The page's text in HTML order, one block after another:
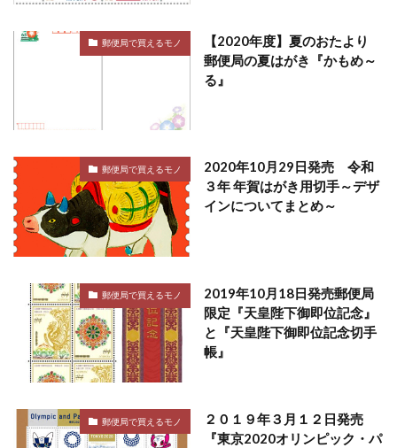
郵便局で買えるモノ
【2020年度】夏のおたより
郵便局の夏はがき『かもめ～
る』
郵便局で買えるモノ
2020年10月29日発売 令和
３年 年賀はがき用切手～デザ
インについてまとめ～
郵便局で買えるモノ
2019年10月18日発売郵便局
限定『天皇陛下御即位記念』
と『天皇陛下御即位記念切手
帳』
郵便局で買えるモノ
２０１９年３月１２日発売
『東京2020オリンピック・パ